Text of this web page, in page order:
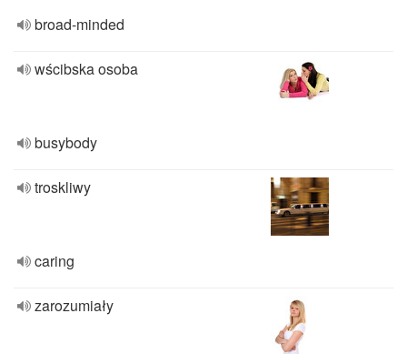
broad-minded
wścibska osoba
busybody
troskliwy
caring
zarozumiały